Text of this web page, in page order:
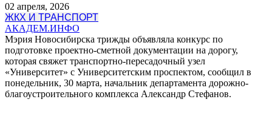
02 апреля, 2026
ЖКХ И ТРАНСПОРТ
АКАДЕМ.ИНФО
Мэрия Новосибирска трижды объявляла конкурс по
подготовке проектно-сметной документации на дорогу,
которая свяжет транспортно-пересадочный узел
«Университет» с Университетским проспектом, сообщил в
понедельник, 30 марта, начальник департамента дорожно-
благоустроительного комплекса Александр Стефанов.